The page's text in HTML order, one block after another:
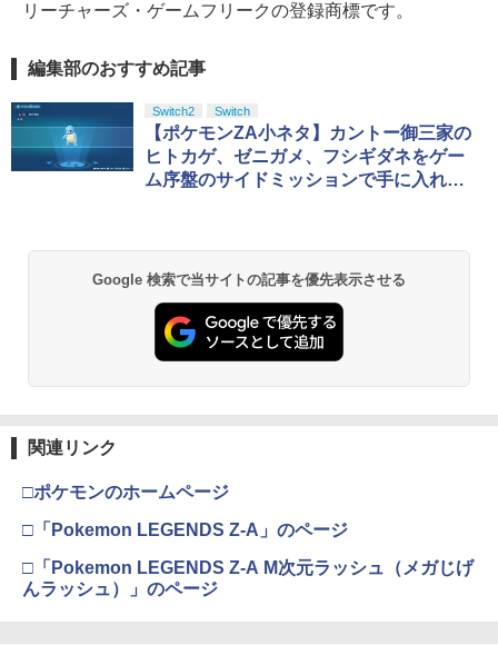
リーチャーズ・ゲームフリークの登録商標です。
編集部のおすすめ記事
Switch2 Switch
【ポケモンZA小ネタ】カントー御三家の
ヒトカゲ、ゼニガメ、フシギダネをゲー
ム序盤のサイドミッションで手に入れよ
Google 検索で当サイトの記事を優先表示させる
関連リンク
□ポケモンのホームページ
□「Pokemon LEGENDS Z-A」のページ
□「Pokemon LEGENDS Z-A M次元ラッシュ（メガじげ
んラッシュ）」のページ